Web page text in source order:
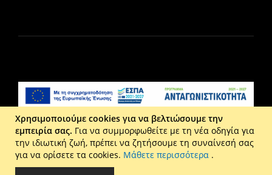
Liberta Ε.Π.Ε. - Τ: 2610 201 800 - Ε: eshop@maison.gr -
Γ.Ε.ΜΗ : 036110316000
Copyright © 2026 Maison. All rights reserved.
Χρησιμοποιούμε cookies για να βελτιώσουμε την
εμπειρία σας. Για να συμμορφωθείτε με τη νέα οδηγία για
την ιδιωτική ζωή, πρέπει να ζητήσουμε τη συναίνεσή σας
για να ορίσετε τα cookies. Μάθετε περισσότερα .